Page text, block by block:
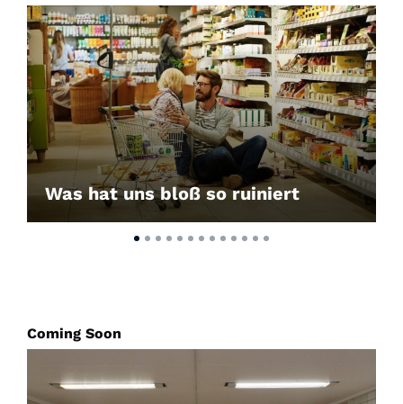
Was hat uns bloß so ruiniert
Coming Soon